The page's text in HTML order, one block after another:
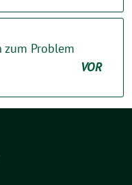
zum Problem
VOR